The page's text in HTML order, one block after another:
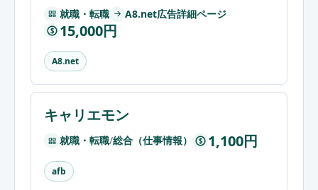
就職・転職 A8.net広告詳細ページ
$ 15,000円
A8.net
キャリエモン
就職・転職/総合（仕事情報） $ 1,100円
afb